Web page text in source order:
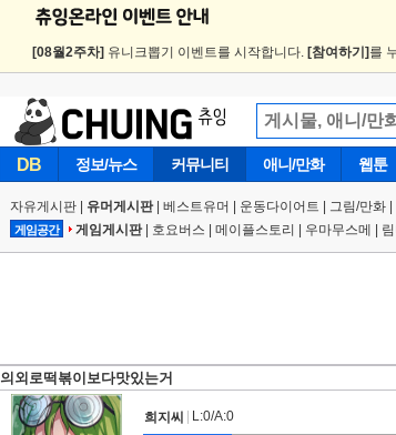
[08월2주차] 유니크뽑기 이벤트를 시작합니다. [참여하기] 를
DB 정보/뉴스 커뮤니티 애니/만화 웹툰
자유게시판 유머게시판| 베스트유머 운동다이어트 | 그림/만화
게임공간 게임게시판| 호요버스 메이플스토리 우마무스메
의외로떡볶이보다맛있는거
희지씨 L:0/A:0